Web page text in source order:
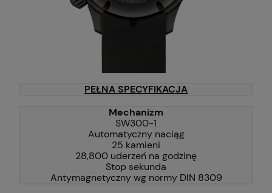
PEŁNA SPECYFIKACJA
Mechanizm
SW300-1
Automatyczny naciąg
25 kamieni
28,800 uderzeń na godzinę
Stop sekunda
Antymagnetyczny wg normy DIN 8309